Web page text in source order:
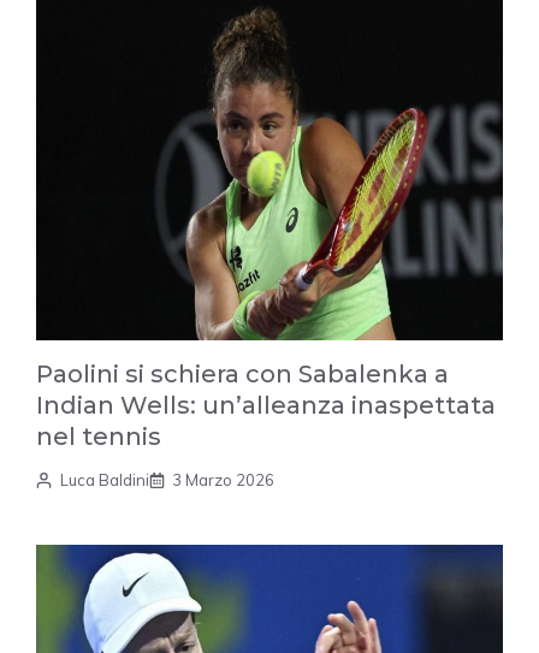
Paolini si schiera con Sabalenka a
Indian Wells: un’alleanza inaspettata
nel tennis
Luca Baldini 3 Marzo 2026